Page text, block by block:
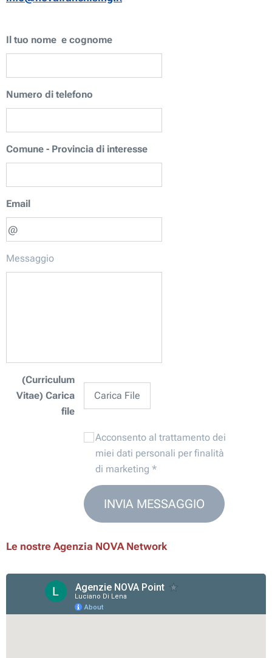
Il tuo nome e cognome
Numero di telefono
Comune - Provincia di interesse
Email
Messaggio
(Curriculum
Vitae) Carica
file
Carica File
Acconsento al trattamento dei
miei dati personali per finalità
di marketing
INVIA MESSAGGIO
Le nostre Agenzia NOVA Network